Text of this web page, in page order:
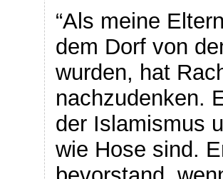
“Als meine
dem Dorf von
wurden, hat
nachzudenken.
der Islamismus
wie Hose sind.